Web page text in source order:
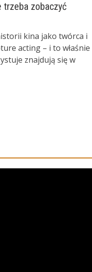
trzeba zobaczyć
kina jako twórca i
acting – i to właśnie
znajdują się w